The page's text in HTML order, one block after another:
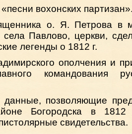
вохонских
о. Я. Петрова в
села Павлово, церкви,
легенды о 1812 г.
ополчения и
командования
позволяющие
Богородска в
свидетельства.